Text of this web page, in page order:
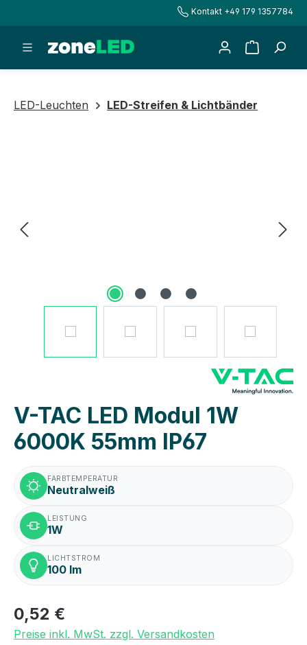
Kontakt +49 179 1357784
LED-Leuchten LED-Streifen & Lichtbänder
V-TAC LED Modul 1W
6000K 55mm IP67
FARBTEMPERATUR
Neutralweiß
LEISTUNG
1W
LICHTSTROM
100 lm
0,52 €
Preise inkl. MwSt. zzgl. Versandkosten